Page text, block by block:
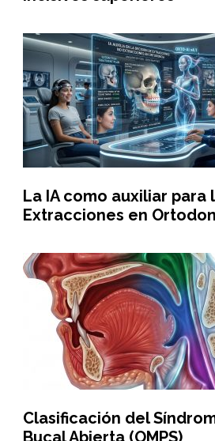
La IA como auxiliar para
Extracciones en
Clasificación del